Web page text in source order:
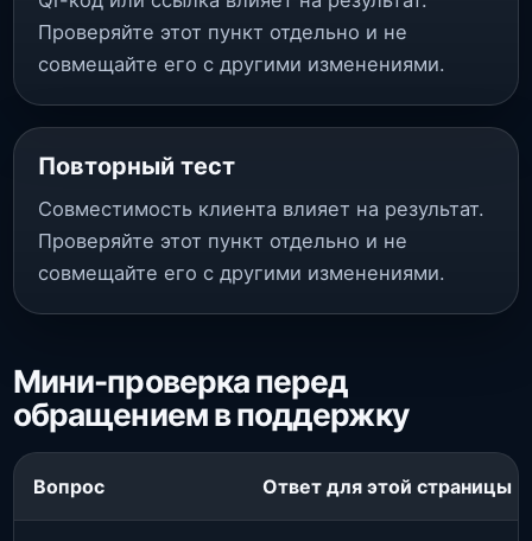
Проверяйте этот пункт отдельно и не
совмещайте его с другими изменениями.
Повторный тест
Совместимость клиента влияет на результат.
Проверяйте этот пункт отдельно и не
совмещайте его с другими изменениями.
Мини-проверка перед
обращением в поддержку
Вопрос Ответ для этой страницы